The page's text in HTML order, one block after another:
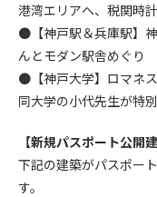
港湾エリアへ、税関時
●【神戸駅＆兵庫駅】
んとモダン駅舎めぐり
●【神戸大学】ロマネ
同大学の小代先生が特
【新規パスポート公開建
下記の建築がパスポー
す。